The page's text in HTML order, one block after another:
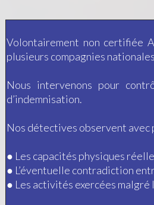
Volontairement non certifiée
plusieurs compagnies
Nous intervenons pour
d’indemnisation.
Nos détectives observent avec
● Les capacités physiques
● L’éventuelle contradiction
● Les activités exercées malgré